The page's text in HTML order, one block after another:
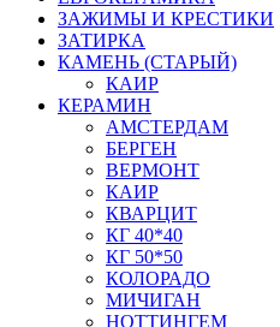
ЗАЖИМЫ И КРЕСТИКИ
ЗАТИРКА
КАМЕНЬ (СТАРЫЙ)
КАИР
КЕРАМИН
АМСТЕРДАМ
БЕРГЕН
ВЕРМОНТ
КАИР
КВАРЦИТ
КГ 40*40
КГ 50*50
КОЛОРАДО
МИЧИГАН
НОТТИНГЕМ